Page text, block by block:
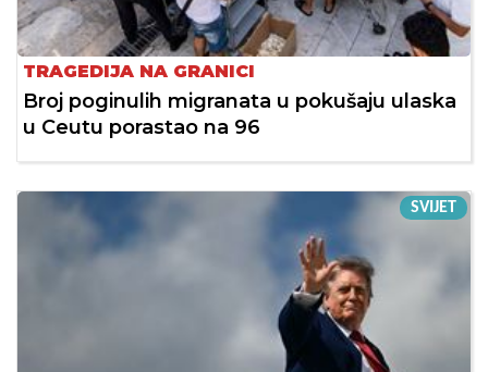
TRAGEDIJA NA GRANICI
Broj poginulih migranata u pokušaju ulaska
u Ceutu porastao na 96
SVIJET